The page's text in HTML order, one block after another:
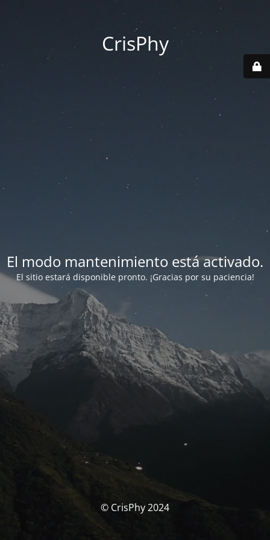
CrisPhy
El modo mantenimiento está activado.
El sitio estará disponible pronto. ¡Gracias por su paciencia!
© CrisPhy 2024